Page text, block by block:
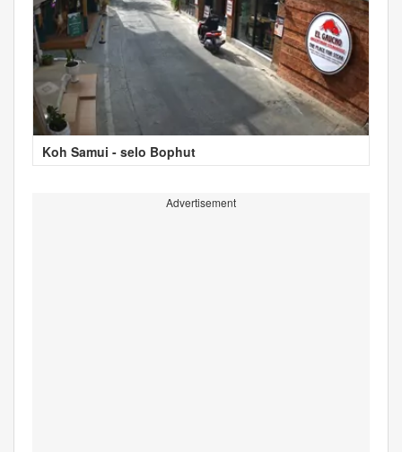
Koh Samui - selo Bophut
Advertisement